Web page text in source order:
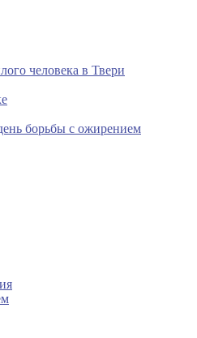
человека в Твери
борьбы с ожирением